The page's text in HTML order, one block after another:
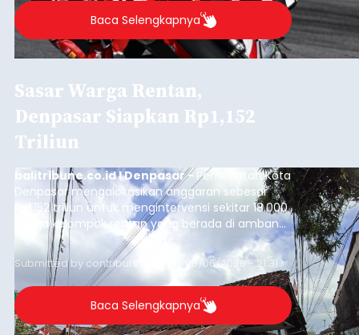
Baca Selengkapnya
Sasar Warga Rentan,
Denpasar Siapkan Rp1,152
Triliun
balitribune.co.id I Denpasar - Pemerintah Kota
Denpasar mengalokasikan anggaran sebesar
Rp1,152 triliun untuk mengintervensi sekitar 18.000
warga kelompok rentan yang berada di ambang
garis kemiskinan. Langkah strategis ini diambil
guna menjaga masyarakat yang berada pada
kelompok desil 5 dan 6 tersebut agar tidak
merosot ke kategori miskin.
Submitted by contributor Thu, 08/06/2026 - 21:31
Baca Selengkapnya